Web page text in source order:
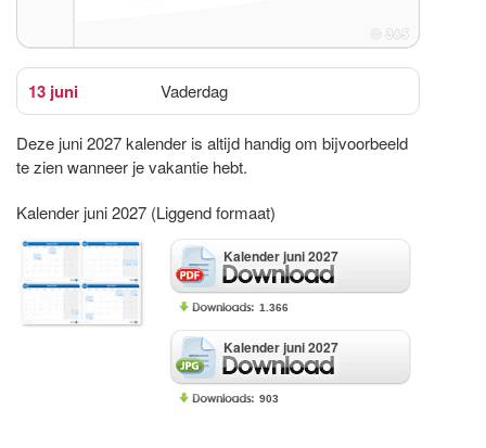
13 juni Vaderdag
Deze juni 2027 kalender is altijd handig om bijvoorbeeld
te zien wanneer je vakantie hebt.
Kalender juni 2027 (Liggend formaat)
Kalender juni 2027
1.366
Kalender juni 2027
903